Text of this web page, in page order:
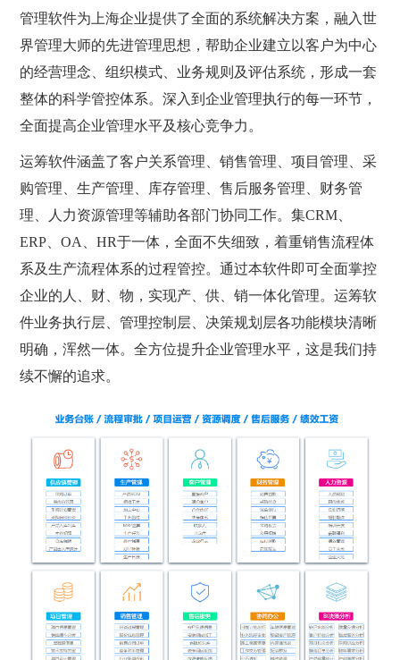
管理软件为上海企业提供了全面的系统解决方案，融入世
界管理大师的先进管理思想，帮助企业建立以客户为中心
的经营理念、组织模式、业务规则及评估系统，形成一套
整体的科学管控体系。深入到企业管理执行的每一环节，
全面提高企业管理水平及核心竞争力。
运筹软件涵盖了客户关系管理、销售管理、项目管理、采
购管理、生产管理、库存管理、售后服务管理、财务管
理、人力资源管理等辅助各部门协同工作。集CRM、
ERP、OA、HR于一体，全面不失细致，着重销售流程体
系及生产流程体系的过程管控。通过本软件即可全面掌控
企业的人、财、物，实现产、供、销一体化管理。运筹软
件业务执行层、管理控制层、决策规划层各功能模块清晰
明确，浑然一体。全方位提升企业管理水平，这是我们持
续不懈的追求。